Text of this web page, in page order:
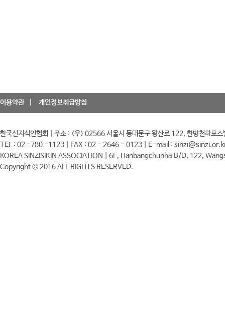
이용약관 개인정보취급방침
한국신지식인협회 | 주소 : (우) 02566 서울시 동대문구 왕산로 122, 한방천하포스
TEL : 02 -780 -1123 | FAX : 02 - 2646 - 0123 | E-mail :
KOREA SINZISIKIN ASSOCIATION | 6F, Hanbangchunha B/D, 122,
Copyright © 2016 ALL RIGHTS RESERVED.